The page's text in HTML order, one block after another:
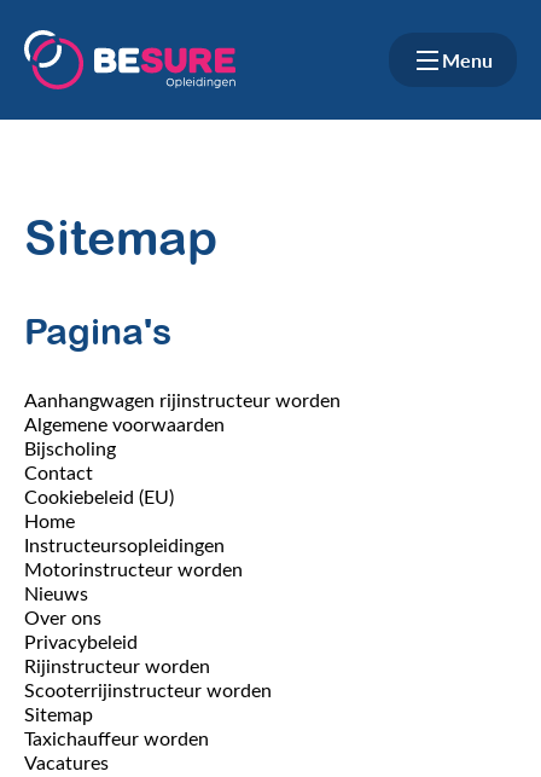
Menu
Sitemap
Pagina's
Aanhangwagen rijinstructeur worden
Algemene voorwaarden
Bijscholing
Contact
Cookiebeleid (EU)
Home
Instructeursopleidingen
Motorinstructeur worden
Nieuws
Over ons
Privacybeleid
Rijinstructeur worden
Scooterrijinstructeur worden
Sitemap
Taxichauffeur worden
Vacatures